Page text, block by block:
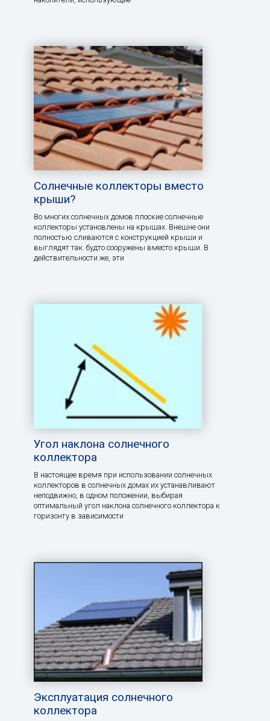
Солнечные коллекторы вместо
крыши?
Во многих солнечных домов плоские солнечные
коллекторы установлены на крышах. Внешне они
полностью сливаются с конструкцией крыши и
выглядят так. будто сооружены вместо крыши. В
действительности же, эти
Угол наклона солнечного
коллектора
В настоящее время при использовании солнечных
коллекторов в солнечных домах их устанавливают
неподвижно, в одном положении, выбирая
оптимальный угол наклона солнечного коллектора к
горизонту в зависимости
Эксплуатация солнечного
коллектора